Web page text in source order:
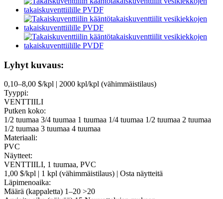
Lyhyt kuvaus:
0,10–8,00 $/kpl | 2000 kpl/kpl (vähimmäistilaus)
Tyyppi:
VENTTIILI
Putken koko:
1/2 tuumaa 3/4 tuumaa 1 tuumaa 1/4 tuumaa 1/2 tuumaa 2 tuumaa
1/2 tuumaa 3 tuumaa 4 tuumaa
Materiaali:
PVC
Näytteet:
VENTTIILI, 1 tuumaa, PVC
1,00 $/kpl | 1 kpl (vähimmäistilaus) | Osta näytteitä
Läpimenoaika:
Määrä (kappaletta) 1–20 >20